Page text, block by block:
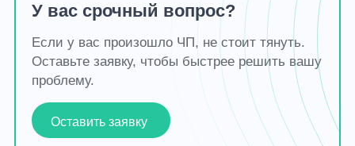
У вас срочный вопрос?
Если у вас произошло ЧП, не стоит тянуть.
Оставьте заявку, чтобы быстрее решить вашу
проблему.
Оставить заявку